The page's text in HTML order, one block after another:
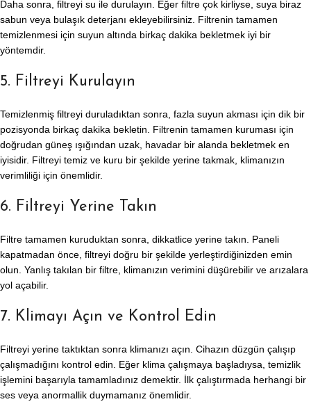
Daha sonra, filtreyi su ile durulayın. Eğer filtre çok kirliyse, suya biraz
sabun veya bulaşık deterjanı ekleyebilirsiniz. Filtrenin tamamen
temizlenmesi için suyun altında birkaç dakika bekletmek iyi bir
yöntemdir.
5. Filtreyi Kurulayın
Temizlenmiş filtreyi duruladıktan sonra, fazla suyun akması için dik bir
pozisyonda birkaç dakika bekletin. Filtrenin tamamen kuruması için
doğrudan güneş ışığından uzak, havadar bir alanda bekletmek en
iyisidir. Filtreyi temiz ve kuru bir şekilde yerine takmak, klimanızın
verimliliği için önemlidir.
6. Filtreyi Yerine Takın
Filtre tamamen kuruduktan sonra, dikkatlice yerine takın. Paneli
kapatmadan önce, filtreyi doğru bir şekilde yerleştirdiğinizden emin
olun. Yanlış takılan bir filtre, klimanızın verimini düşürebilir ve arızalara
yol açabilir.
7. Klimayı Açın ve Kontrol Edin
Filtreyi yerine taktıktan sonra klimanızı açın. Cihazın düzgün çalışıp
çalışmadığını kontrol edin. Eğer klima çalışmaya başladıysa, temizlik
işlemini başarıyla tamamladınız demektir. İlk çalıştırmada herhangi bir
ses veya anormallik duymamanız önemlidir.